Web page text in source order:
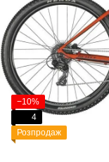
−10%
4
Розпродаж